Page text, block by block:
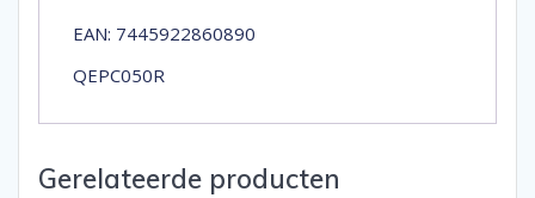
EAN: 7445922860890
QEPC050R
Gerelateerde producten